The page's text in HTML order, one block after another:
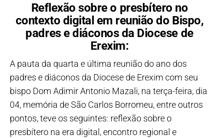
Reflexão sobre o presbítero no
contexto digital em reunião do Bispo,
padres e diáconos da Diocese de
Erexim:
A pauta da quarta e última reunião do ano dos
padres e diáconos da Diocese de Erexim com seu
bispo Dom Adimir Antonio Mazali, na terça-feira, dia
04, memória de São Carlos Borromeu, entre outros
pontos, teve os seguintes: reflexão sobre o
presbítero na era digital, encontro regional e